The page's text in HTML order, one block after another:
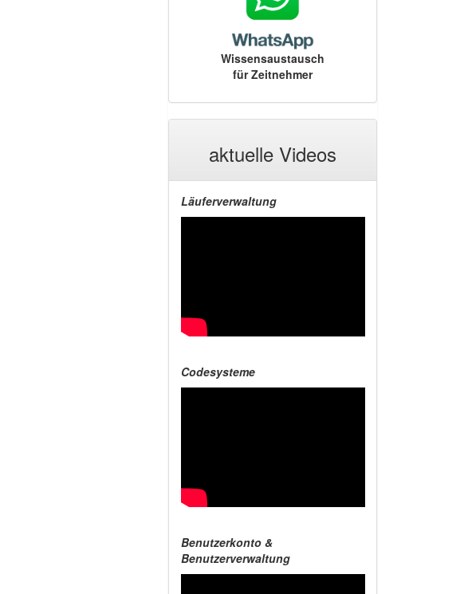
Wissensaustausch
für Zeitnehmer
aktuelle Videos
Läuferverwaltung
Codesysteme
Benutzerkonto &
Benutzerverwaltung